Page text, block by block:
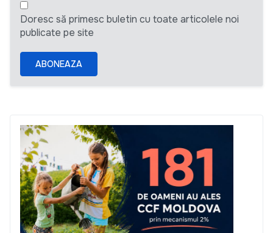
Doresc să primesc buletin cu toate articolele noi
publicate pe site
ABONEAZA